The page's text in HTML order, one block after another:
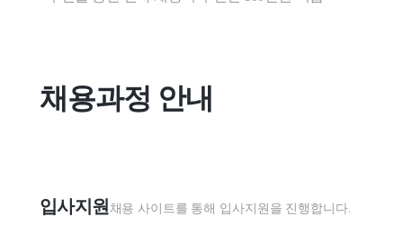
채용과정 안내
입사지원 채용 사이트를 통해 입사지원을 진행합니다.